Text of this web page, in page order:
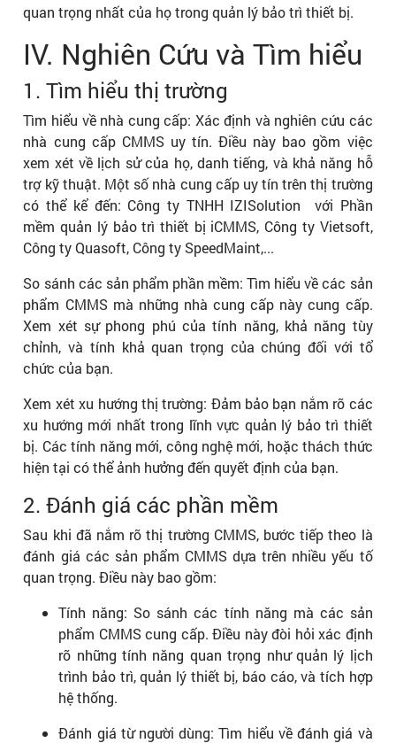
quan trọng nhất của họ trong quản lý bảo trì thiết bị.
IV. Nghiên Cứu và Tìm hiểu
1. Tìm hiểu thị trường
Tìm hiểu về nhà cung cấp: Xác định và nghiên cứu các
nhà cung cấp CMMS uy tín. Điều này bao gồm việc
xem xét về lịch sử của họ, danh tiếng, và khả năng hỗ
trợ kỹ thuật. Một số nhà cung cấp uy tín trên thị trường
có thể kể đến: Công ty TNHH IZISolution với Phần
mềm quản lý bảo trì thiết bị iCMMS, Công ty Vietsoft,
Công ty Quasoft, Công ty SpeedMaint,...
So sánh các sản phẩm phần mềm: Tìm hiểu về các sản
phẩm CMMS mà những nhà cung cấp này cung cấp.
Xem xét sự phong phú của tính năng, khả năng tùy
chỉnh, và tính khả quan trọng của chúng đối với tổ
chức của bạn.
Xem xét xu hướng thị trường: Đảm bảo bạn nắm rõ các
xu hướng mới nhất trong lĩnh vực quản lý bảo trì thiết
bị. Các tính năng mới, công nghệ mới, hoặc thách thức
hiện tại có thể ảnh hưởng đến quyết định của bạn.
2. Đánh giá các phần mềm
Sau khi đã nắm rõ thị trường CMMS, bước tiếp theo là
đánh giá các sản phẩm CMMS dựa trên nhiều yếu tố
quan trọng. Điều này bao gồm:
Tính năng: So sánh các tính năng mà các sản
phẩm CMMS cung cấp. Điều này đòi hỏi xác định
rõ những tính năng quan trọng như quản lý lịch
trình bảo trì, quản lý thiết bị, báo cáo, và tích hợp
hệ thống.
Đánh giá từ người dùng: Tìm hiểu về đánh giá và